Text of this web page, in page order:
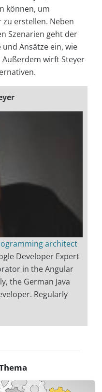
können, um
erstellen. Neben
Szenarien geht der
Ansätze ein, wie
wirft Steyer
architect
Developer Expert
in the Angular
the German Java
Regularly